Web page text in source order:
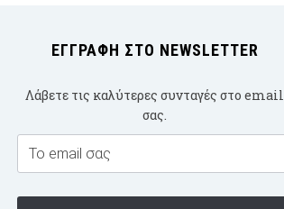
ΕΓΓΡΑΦΉ ΣΤΟ NEWSLETTER
Λάβετε τις καλύτερες συνταγές στο email
σας.
Email
Subscription